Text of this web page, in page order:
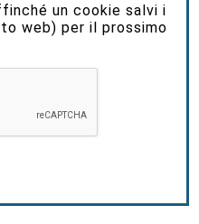
un cookie salvi i
web) per il prossimo